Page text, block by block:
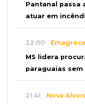
Pantanal passa
atuar em
22:00
MS lidera
paraguaias
21:41 Nova